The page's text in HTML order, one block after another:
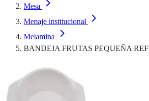
Mesa
Menaje institucional
Melamina
BANDEJA FRUTAS PEQUEÑA REF